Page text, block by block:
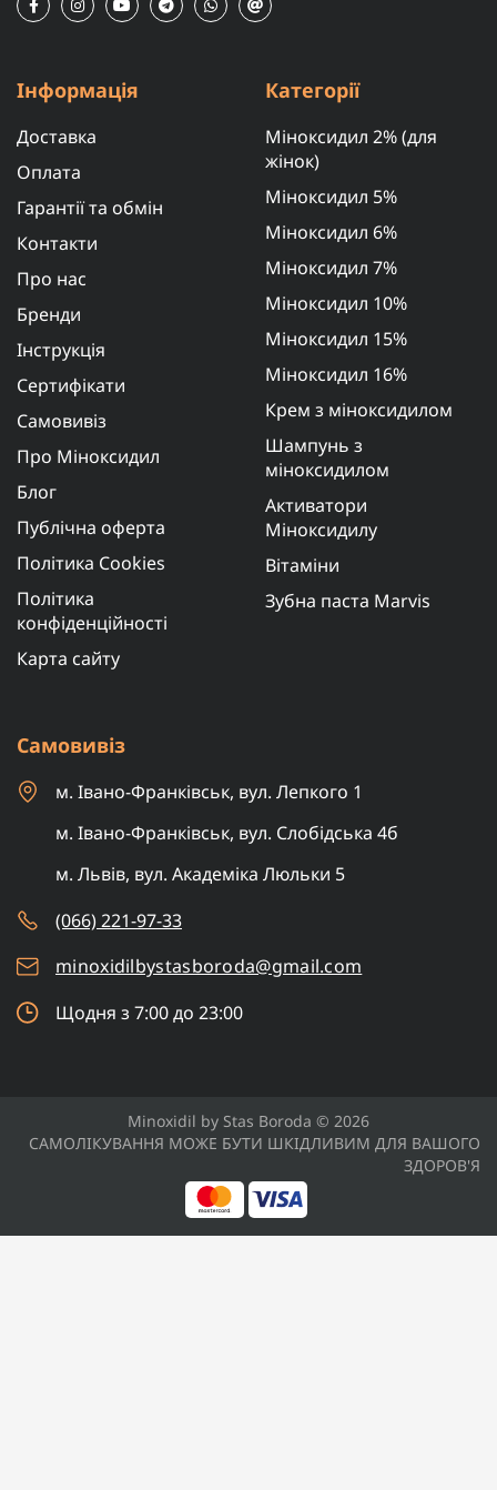
Інформація
Доставка
Оплата
Гарантії та обмін
Контакти
Про нас
Бренди
Інструкція
Сертифікати
Самовивіз
Про Міноксидил
Блог
Публічна оферта
Політика Cookies
Політика
конфіденційності
Карта сайту
Категорії
Міноксидил 2% (для
жінок)
Міноксидил 5%
Міноксидил 6%
Міноксидил 7%
Міноксидил 10%
Міноксидил 15%
Міноксидил 16%
Крем з міноксидилом
Шампунь з
міноксидилом
Активатори
Міноксидилу
Вітаміни
Зубна паста Marvis
Самовивіз
м. Івано-Франківськ, вул. Лепкого 1
м. Івано-Франківськ, вул. Слобідська 4б
м. Львів, вул. Академіка Люльки 5
(066) 221-97-33
minoxidilbystasboroda@gmail.com
Щодня з 7:00 до 23:00
Minoxidil by Stas Boroda © 2026
САМОЛІКУВАННЯ МОЖЕ БУТИ ШКІДЛИВИМ ДЛЯ ВАШОГО
ЗДОРОВ'Я